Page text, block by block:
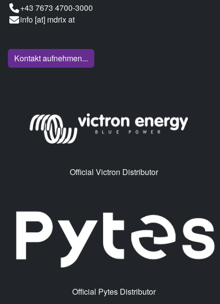
+43 7673 4700-3000
info [at] mdrix at
Kontakt aufnehmen...
Official Victron Distributor
Official Pytes Distributor